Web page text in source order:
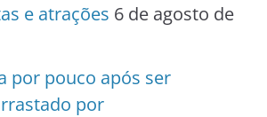
e atrações 6 de agosto de
por pouco após ser
por